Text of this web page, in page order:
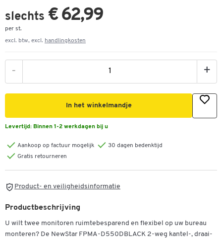
slechts € 62,99
per st.
excl. btw, excl. handlingkosten
- +
In het winkelmandje
Levertijd: Binnen 1-2 werkdagen bij u
Aankoop op factuur mogelijk
30 dagen bedenktijd
Gratis retourneren
Product- en veiligheidsinformatie
Productbeschrijving
U wilt twee monitoren ruimtebesparend en flexibel op uw bureau
monteren? De NewStar FPMA-D550DBLACK 2-weg kantel-, draai-